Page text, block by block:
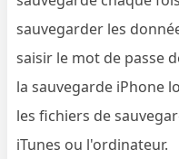
sauvegarder les
saisir le mot de passe
la sauvegarde iPhone
les fichiers de
iTunes ou l'ordinateur.